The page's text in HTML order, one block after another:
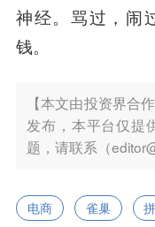
神经。骂过，闹
钱。
【本文由投资界合
发布，本平台仅提
题，请联系（
电商 雀巢